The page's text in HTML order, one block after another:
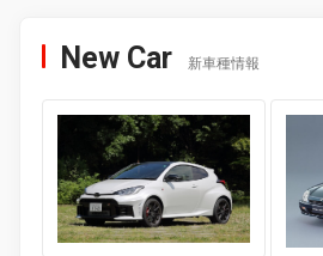
New Car 新車種情報